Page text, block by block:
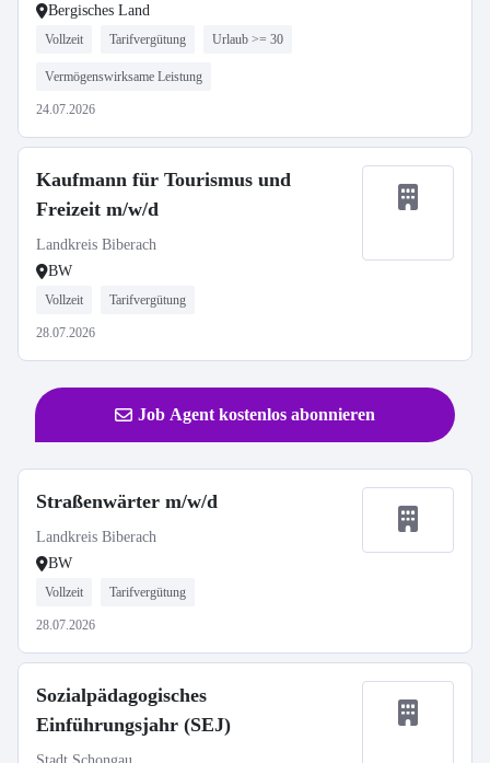
Bergisches Land
Vollzeit Tarifvergütung Urlaub >= 30
Vermögenswirksame Leistung
24.07.2026
Kaufmann für Tourismus und
Freizeit m/w/d
Landkreis Biberach
BW
Vollzeit Tarifvergütung
28.07.2026
Job Agent kostenlos abonnieren
Straßenwärter m/w/d
Landkreis Biberach
BW
Vollzeit Tarifvergütung
28.07.2026
Sozialpädagogisches
Einführungsjahr (SEJ)